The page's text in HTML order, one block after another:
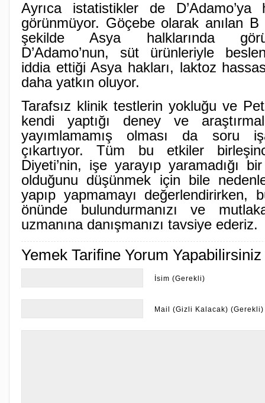
Ayrıca istatistikler de
görünmüyor. Göçebe olarak anılan B
şekilde Asya halklarında
D’Adamo’nun, süt ürünleriyle
iddia ettiği Asya hakları, laktoz
daha yatkın oluyor.
Tarafsız klinik testlerin yokluğu ve
kendi yaptığı deney ve
yayımlamamış olması da soru
çıkartıyor. Tüm bu etkiler
Diyeti’nin, işe yarayıp yaramadığı
olduğunu düşünmek için bile
yapıp yapmamayı değerlendirirken,
önünde bulundurmanızı ve
uzmanına danışmanızı tavsiye ederiz.
Yemek Tarifine Yorum Yapabilirsiniz
İsim (Gerekli)
Mail (Gizli Kalacak) (Gerekli)